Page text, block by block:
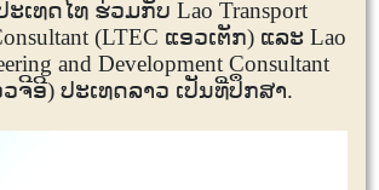
ະເທດໄທ ຮ່ວມກັບLao Transport
(LTEC ແອວເຕັກ) ແລະLao
and Development Consultant
ຈີອີ) ປະເທດລາວ ເປັນທີ່ປຶກສາ.